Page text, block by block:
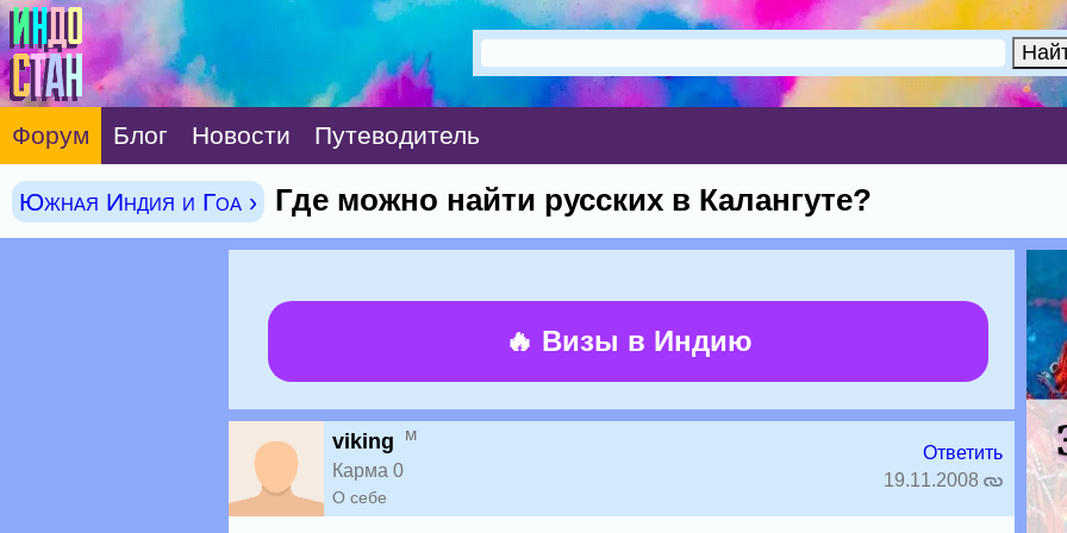
Форум Блог Новости Путеводитель
Южная Индия и Гоа › Где можно найти русских в Калангуте?
🔥 Визы в Индию
viking
м
Карма 0
О себе
Ответить
19.11.2008